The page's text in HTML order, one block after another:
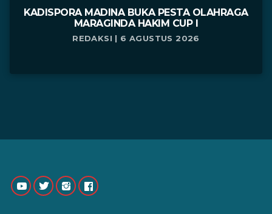
KADISPORA MADINA BUKA PESTA OLAHRAGA
MARAGINDA HAKIM CUP I
REDAKSI | 6 AGUSTUS 2026